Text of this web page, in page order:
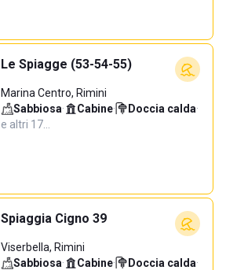
Le Spiagge (53-54-55)
Marina Centro, Rimini
Sabbiosa· Cabine· Doccia calda·
e altri 17…
Spiaggia Cigno 39
Viserbella, Rimini
Sabbiosa· Cabine· Doccia calda·